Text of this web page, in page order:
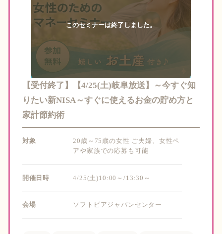
【受付終了】【4/25(土)岐阜放送】～今すぐ知
りたい新NISA～すぐに使えるお金の貯め方と
家計節約術
対象
20歳～75歳の女性 ご夫婦、女性ペ
アや家族での応募も可能
開催日時 4/25(土)10:00～/13:30～
会場 ソフトピアジャパンセンター